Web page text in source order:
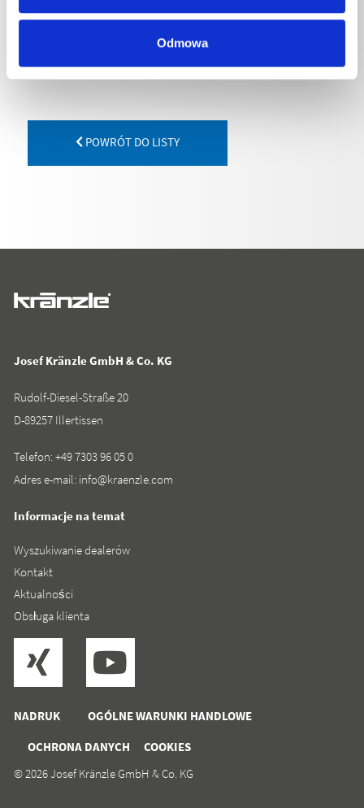
Odmowa
POWRÓT DO LISTY
NADRUK
OGÓLNE WARUNKI HANDLOWE
OCHRONA DANYCH
COOKIES
Josef Kränzle GmbH & Co. KG
Rudolf-Diesel-Straße 20
D-89257 Illertissen
Telefon:+49 7303 96 05 0
Adres e-mail: info@kraenzle.com
Informacje na temat
Wyszukiwanie dealerów
Kontakt
Aktualności
Obsługa klienta
© 2026 Josef Kränzle GmbH & Co. KG